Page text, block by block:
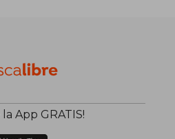
App GRATIS!